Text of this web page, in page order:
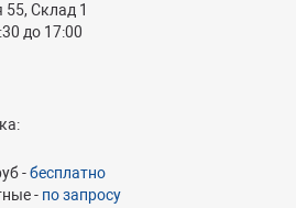
55, Склад 1
до 17:00
-бесплатно
- по запросу